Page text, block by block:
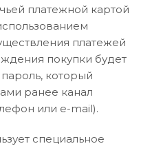
платежной картой
платежей
покупки будет
который
ранее канал
или e-mail).
специальное